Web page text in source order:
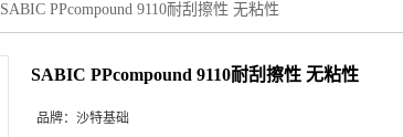
SABIC PPcompound 9110耐刮擦性 无粘性
SABIC PPcompound 9110耐刮擦性 无粘性
品牌： 沙特基础